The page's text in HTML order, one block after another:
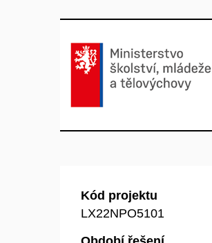
Kód projektu
LX22NPO5101